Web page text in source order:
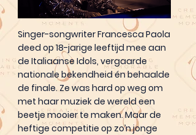
Singer-songwriter Francesca Paola
deed op 18-jarige leeftijd mee aan
de Italiaanse Idols, vergaarde
nationale bekendheid én behaalde
de finale. Ze was hard op weg om
met haar muziek de wereld een
beetje mooier te maken. Maar de
heftige competitie op zo’n jonge